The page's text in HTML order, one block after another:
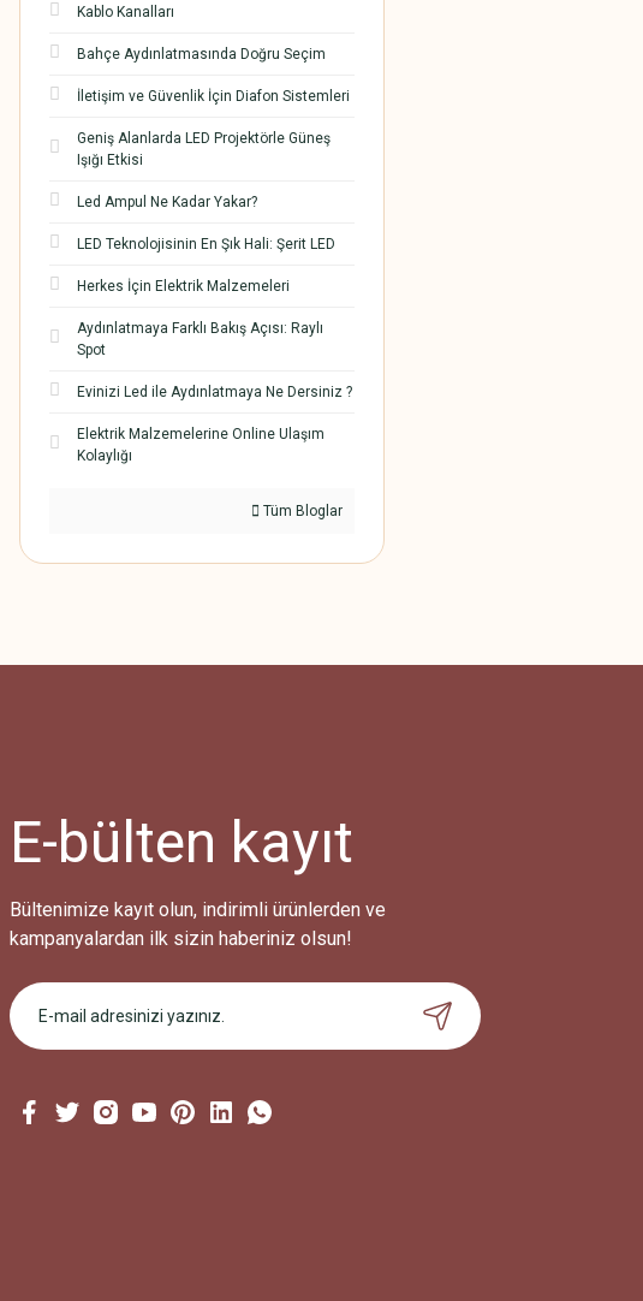
Kablo Kanalları
Bahçe Aydınlatmasında Doğru Seçim
İletişim ve Güvenlik İçin Diafon Sistemleri
Geniş Alanlarda LED Projektörle Güneş
Işığı Etkisi
Led Ampul Ne Kadar Yakar?
LED Teknolojisinin En Şık Hali: Şerit LED
Herkes İçin Elektrik Malzemeleri
Aydınlatmaya Farklı Bakış Açısı: Raylı
Spot
Evinizi Led ile Aydınlatmaya Ne Dersiniz ?
Elektrik Malzemelerine Online Ulaşım
Kolaylığı
Tüm Bloglar
E-bülten kayıt
Bültenimize kayıt olun, indirimli ürünlerden ve
kampanyalardan ilk sizin haberiniz olsun!